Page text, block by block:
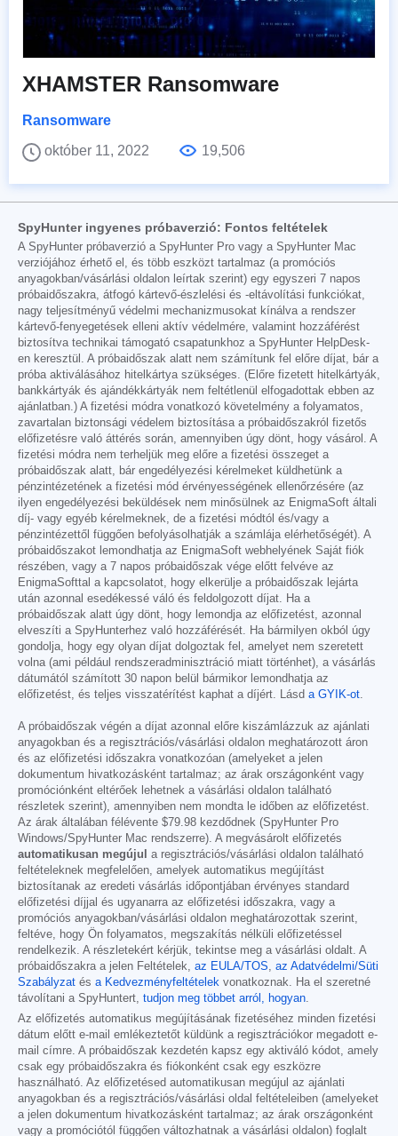
XHAMSTER Ransomware
Ransomware
október 11, 2022
19,506
SpyHunter ingyenes próbaverzió: Fontos feltételek
A SpyHunter próbaverzió a SpyHunter Pro vagy a SpyHunter Mac
verziójához érhető el, és több eszközt tartalmaz (a promóciós
anyagokban/vásárlási oldalon leírtak szerint) egy egyszeri 7 napos
próbaidőszakra, átfogó kártevő-észlelési és -eltávolítási funkciókat,
nagy teljesítményű védelmi mechanizmusokat kínálva a rendszer
kártevő-fenyegetések elleni aktív védelmére, valamint hozzáférést
biztosítva technikai támogató csapatunkhoz a SpyHunter HelpDesk-
en keresztül. A próbaidőszak alatt nem számítunk fel előre díjat, bár a
próba aktiválásához hitelkártya szükséges. (Előre fizetett hitelkártyák,
bankkártyák és ajándékkártyák nem feltétlenül elfogadottak ebben az
ajánlatban.) A fizetési módra vonatkozó követelmény a folyamatos,
zavartalan biztonsági védelem biztosítása a próbaidőszakról fizetős
előfizetésre való áttérés során, amennyiben úgy dönt, hogy vásárol. A
fizetési módra nem terheljük meg előre a fizetési összeget a
próbaidőszak alatt, bár engedélyezési kérelmeket küldhetünk a
pénzintézetének a fizetési mód érvényességének ellenőrzésére (az
ilyen engedélyezési beküldések nem minősülnek az EnigmaSoft általi
díj- vagy egyéb kérelmeknek, de a fizetési módtól és/vagy a
pénzintézettől függően befolyásolhatják a számlája elérhetőségét). A
próbaidőszakot lemondhatja az EnigmaSoft webhelyének Saját fiók
részében, vagy a 7 napos próbaidőszak vége előtt felvéve az
EnigmaSofttal a kapcsolatot, hogy elkerülje a próbaidőszak lejárta
után azonnal esedékessé váló és feldolgozott díjat. Ha a
próbaidőszak alatt úgy dönt, hogy lemondja az előfizetést, azonnal
elveszíti a SpyHunterhez való hozzáférését. Ha bármilyen okból úgy
gondolja, hogy egy olyan díjat dolgoztak fel, amelyet nem szeretett
volna (ami például rendszeradminisztráció miatt történhet), a vásárlás
dátumától számított 30 napon belül bármikor lemondhatja az
előfizetést, és teljes visszatérítést kaphat a díjért. Lásd a GYIK-ot.
A próbaidőszak végén a díjat azonnal előre kiszámlázzuk az ajánlati
anyagokban és a regisztrációs/vásárlási oldalon meghatározott áron
és az előfizetési időszakra vonatkozóan (amelyeket a jelen
dokumentum hivatkozásként tartalmaz; az árak országonként vagy
promóciónként eltérőek lehetnek a vásárlási oldalon található
részletek szerint), amennyiben nem mondta le időben az előfizetést.
Az árak általában félévente $79.98 kezdődnek (SpyHunter Pro
Windows/SpyHunter Mac rendszerre). A megvásárolt előfizetés
automatikusan megújul
a regisztrációs/vásárlási oldalon található
feltételeknek megfelelően, amelyek automatikus megújítást
biztosítanak az eredeti vásárlás időpontjában érvényes standard
előfizetési díjjal és ugyanarra az előfizetési időszakra, vagy a
promóciós anyagokban/vásárlási oldalon meghatározottak szerint,
feltéve, hogy Ön folyamatos, megszakítás nélküli előfizetéssel
rendelkezik. A részletekért kérjük, tekintse meg a vásárlási oldalt. A
próbaidőszakra a jelen Feltételek, az EULA/TOS, az Adatvédelmi/Süti
Szabályzat és a Kedvezményfeltételek vonatkoznak. Ha el szeretné
távolítani a SpyHuntert, tudjon meg többet arról, hogyan.
Az előfizetés automatikus megújításának fizetéséhez minden fizetési
dátum előtt e-mail emlékeztetőt küldünk a regisztrációkor megadott e-
mail címre. A próbaidőszak kezdetén kapsz egy aktiváló kódot, amely
csak egy próbaidőszakra és fiókonként csak egy eszközre
használható. Az előfizetésed automatikusan megújul az ajánlati
anyagokban és a regisztrációs/vásárlási oldal feltételeiben (amelyeket
a jelen dokumentum hivatkozásként tartalmaz; az árak országonként
vagy a promóciótól függően változhatnak a vásárlási oldalon) foglalt